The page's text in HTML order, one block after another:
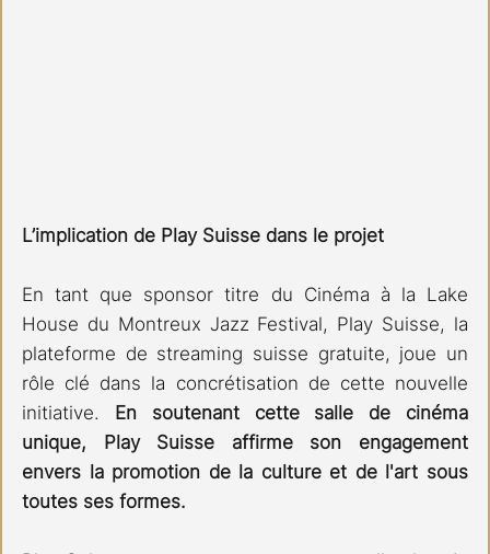
L’implication de Play Suisse dans le projet
En tant que sponsor titre du Cinéma à la Lake
House du Montreux Jazz Festival, Play Suisse, la
plateforme de streaming suisse gratuite, joue un
rôle clé dans la concrétisation de cette nouvelle
initiative.
En soutenant cette salle de cinéma
unique, Play Suisse affirme son engagement
envers la promotion de la culture et de l'art sous
toutes ses formes.